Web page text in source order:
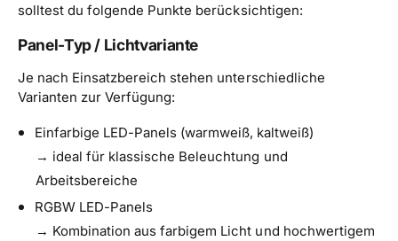
solltest du folgende Punkte berücksichtigen:
Panel-Typ / Lichtvariante
Je nach Einsatzbereich stehen unterschiedliche
Varianten zur Verfügung:
Einfarbige LED-Panels (warmweiß, kaltweiß)
→ ideal für klassische Beleuchtung und
Arbeitsbereiche
RGBW LED-Panels
→ Kombination aus farbigem Licht und hochwertigem